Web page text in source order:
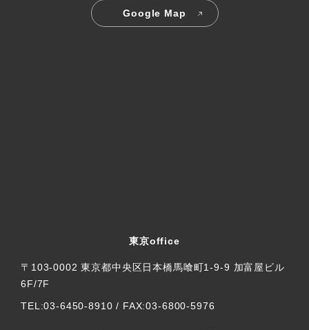
Google Map
東京office
〒103-0002 東京都中央区日本橋馬喰町1-9-9 加富屋ビル
6F/7F
TEL:03-6450-8910 / FAX:03-6800-5976